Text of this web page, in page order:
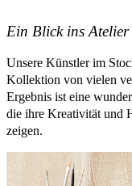
Ein Blick ins Atelier
Unsere Künstler im
Kollektion von vielen
Ergebnis ist eine
die ihre Kreativität und
zeigen.